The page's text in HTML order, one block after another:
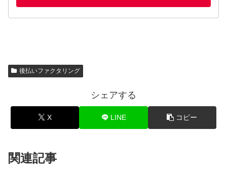
後払いファクタリング
シェアする
X LINE コピー
関連記事